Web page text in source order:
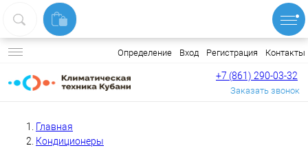
Определение Вход Регистрация Контакты
+7 (861) 290-03-32
Заказать звонок
Главная
Кондиционеры